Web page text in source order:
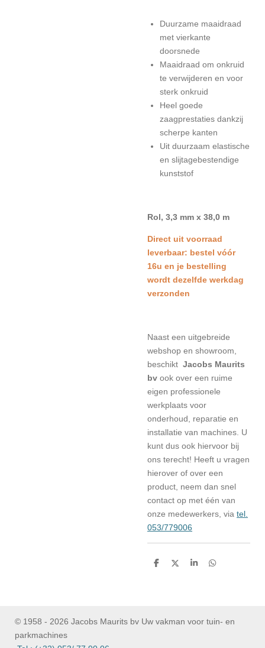
Duurzame maaidraad
met vierkante
doorsnede
Maaidraad om onkruid
te verwijderen en voor
sterk onkruid
Heel goede
zaagprestaties dankzij
scherpe kanten
Uit duurzaam elastische
en slijtagebestendige
kunststof
Rol, 3,3 mm x 38,0 m
Direct uit voorraad
leverbaar: bestel vóór
16u en je bestelling
wordt dezelfde werkdag
verzonden
Naast een uitgebreide
webshop en showroom,
beschikt Jacobs Maurits
bv ook over een ruime
eigen professionele
werkplaats voor
onderhoud, reparatie en
installatie van machines. U
kunt dus ook hiervoor bij
ons terecht! Heeft u vragen
hierover of over een
product, neem dan snel
contact op met één van
onze medewerkers, via tel.
053/779006
D
D
S
D
© 1958 - 2026 Jacobs Maurits bv Uw vakman voor tuin- en
parkmachines